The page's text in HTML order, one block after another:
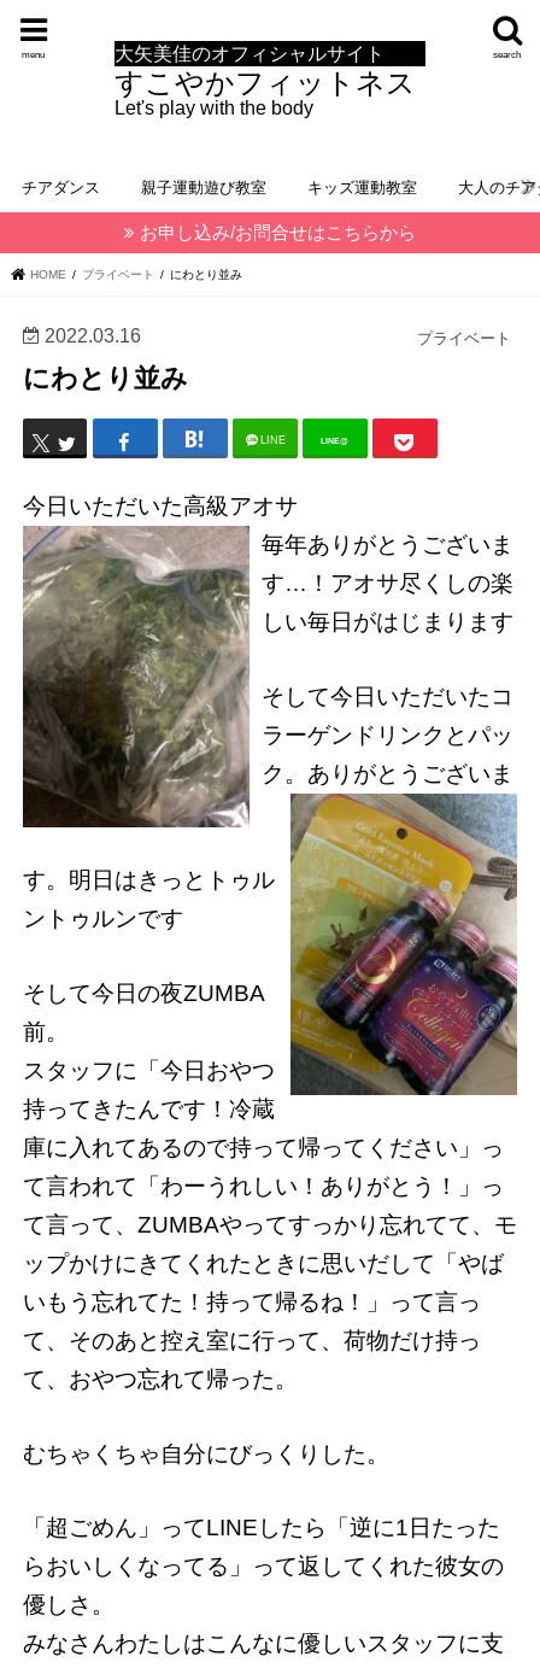
大矢美佳のオフィシャルサイト
すこやかフィットネス
Let's play with the body
search
menu
チアダンス 親子運動遊び教室 キッズ運動教室 大人のチ
お申し込み/お問合せはこちらから
HOME プライベート にわとり並み
プライベート
2022.03.16
にわとり並み
LINE LINE@
今日いただいた高級アオサ
毎年ありがとうございま
す…！アオサ尽くしの楽
しい毎日がはじまります
そして今日いただいたコ
ラーゲンドリンクとパッ
ク。 ありがとうございま
す。明日はきっとトゥル
ントゥルンです
そして今日の夜ZUMBA
前。
スタッフに「今日おやつ
持ってきたんです！冷蔵
庫に入れてあるので持って帰ってください」っ
て言われて「わーうれしい！ありがとう！」っ
て言って、ZUMBAやってすっかり忘れてて、モ
ップかけにきてくれたときに思いだして「やば
いもう忘れてた！持って帰るね！」って言っ
て、そのあと控え室に行って、荷物だけ持っ
て、おやつ忘れて帰った。
むちゃくちゃ自分にびっくりした。
「超ごめん」ってLINEしたら「逆に1日たった
らおいしくなってる」って返してくれた彼女の
優しさ。
みなさんわたしはこんなに優しいスタッフに支